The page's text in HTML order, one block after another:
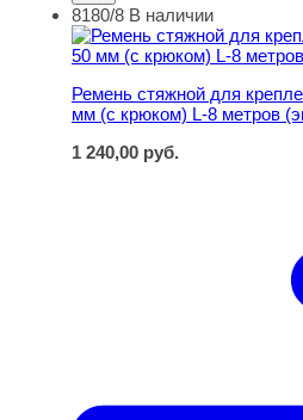
Ремень стяжной для
8180/8 В наличии
Ремень стяжной для
мм (с крюком) L-8 метров
1 240,00 руб.